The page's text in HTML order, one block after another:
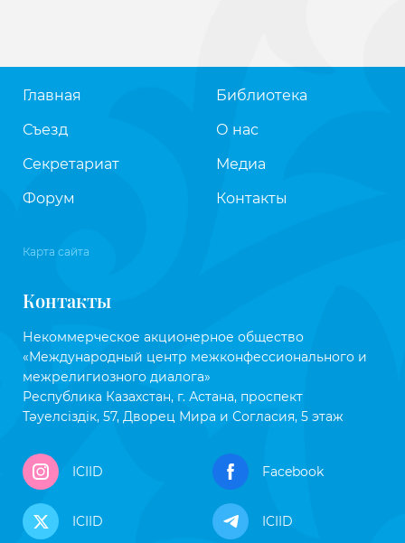
Главная
Съезд
Секретариат
Форум
Библиотека
О нас
Медиа
Контакты
Карта сайта
Контакты
Некоммерческое акционерное общество
«Международный центр межконфессионального и
межрелигиозного диалога»
Республика Казахстан, г. Астана, проспект
Тәуелсіздік, 57, Дворец Мира и Согласия, 5 этаж
ICIID Facebook
ICIID ICIID